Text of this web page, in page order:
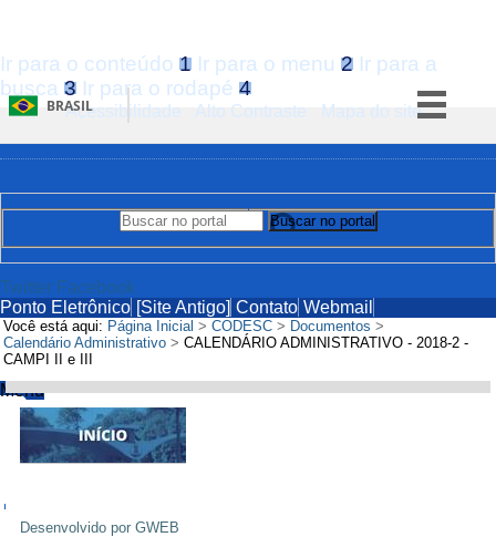
Ir para o conteúdo 1 Ir para o menu 2 Ir para a
busca 3 Ir para o rodapé 4
Acessibilidade Alto Contraste Mapa do site
BRASIL
Simplifique!
Participe
Acesso à informação
Canais
Buscar no portal
Twitter Facebook
Ponto Eletrônico [Site Antigo] Contato Webmail
Você está aqui: Página Inicial >CODESC > Documentos >
Calendário Administrativo >CALENDÁRIO ADMINISTRATIVO - 2018-2 -
CAMPI II e III
Menu
Desenvolvido por GWEB